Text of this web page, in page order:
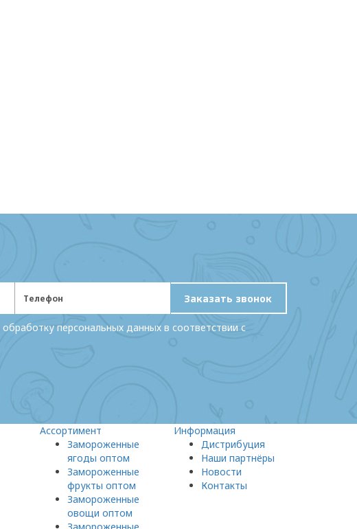
Заказать звонок
персональных данных в соответствии с
Ассортимент
Замороженные
ягоды оптом
Замороженные
фрукты оптом
Замороженные
овощи оптом
Информация
Дистрибуция
Наши партнёры
Новости
Контакты